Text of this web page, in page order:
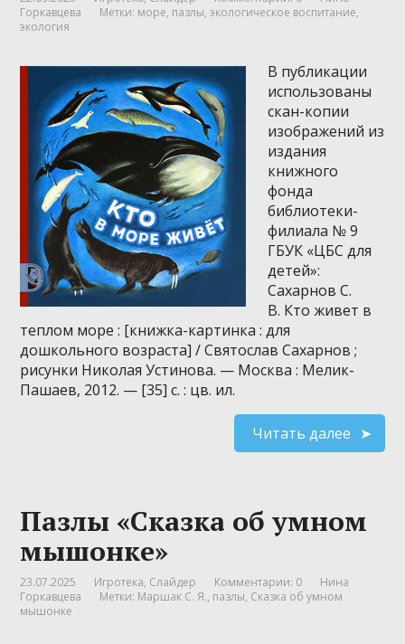
Горкавцева
Метки: море, пазлы,экологическое воспитание,
экология
В публикации
использованы
скан-копии
изображений из
издания
книжного
фонда
библиотеки-
филиала № 9
ГБУК «ЦБС для
детей»:
Сахарнов С.
В. Кто живет в
теплом море : [книжка-картинка : для
дошкольного возраста] / Святослав Сахарнов ;
рисунки Николая Устинова. — Москва : Мелик-
Пашаев, 2012. — [35] с. : цв. ил.
Читать далее
Пазлы «Сказка об умном
мышонке»
23.07.2025 Игротека, Слайдер Комментарии: 0
Нина
Горкавцева
Метки: Маршак С. Я., пазлы, Сказка об умном
мышонке